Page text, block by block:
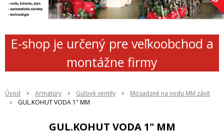
E-shop je určený pre veľkoobchod a
montážne firmy
Úvod Armatúry Guľové ventily
Mosadzné na vodu MM závit
GUL.KOHUT VODA 1" MM
GUL.KOHUT VODA 1" MM